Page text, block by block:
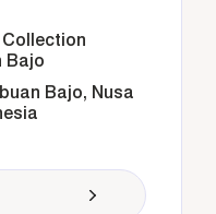
Bajo, Nusa
Collection
Bajo